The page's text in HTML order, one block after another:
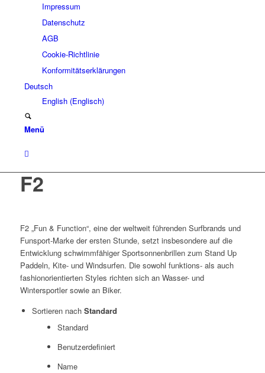
Impressum
Datenschutz
AGB
Cookie-Richtlinie
Konformitätserklärungen
Deutsch
English(Englisch)
Menü
F2
F2 „Fun & Function“, eine der weltweit führenden Surfbrands und
Funsport-Marke der ersten Stunde, setzt insbesondere auf die
Entwicklung schwimmfähiger Sportsonnenbrillen zum Stand Up
Paddeln, Kite- und Windsurfen. Die sowohl funktions- als auch
fashionorientierten Styles richten sich an Wasser- und
Wintersportler sowie an Biker.
Sortieren nach Standard
Standard
Benutzerdefiniert
Name